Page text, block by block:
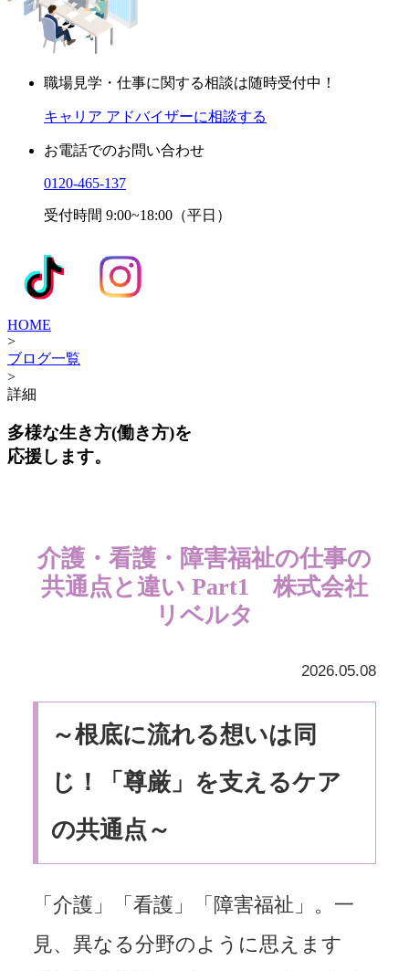
職場見学・仕事に関する相談は随時受付中！
キャリア アドバイザーに相談する
お電話でのお問い合わせ
0120-465-137
受付時間 9:00~18:00（平日）
HOME
>
ブログ一覧
>
詳細
多様な生き方(働き方)を
応援します。
介護・看護・障害福祉の仕事の
共通点と違い Part1 株式会社
リベルタ
2026.05.08
～根底に流れる想いは同
じ！「尊厳」を支えるケア
の共通点～
「介護」「看護」「障害福祉」。一
見、異なる分野のように思えます